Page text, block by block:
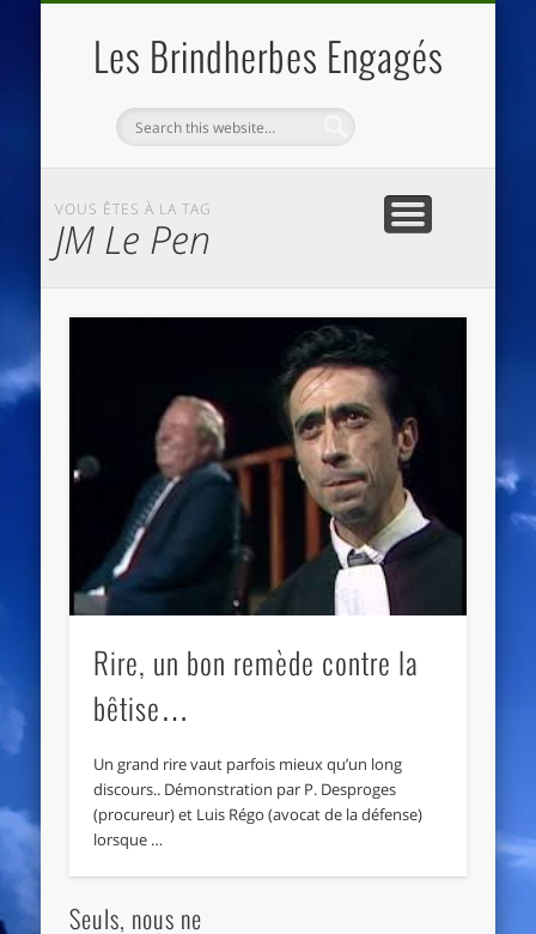
Les Brindherbes Engagés
VOUS ÊTES À LA TAG
JM Le Pen
Rire, un bon remède contre la
bêtise…
Un grand rire vaut parfois mieux qu’un long
discours.. Démonstration par P. Desproges
(procureur) et Luis Régo (avocat de la défense)
lorsque …
Seuls, nous ne